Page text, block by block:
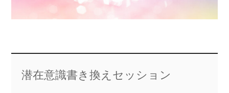
潜在意識書き換えセッション